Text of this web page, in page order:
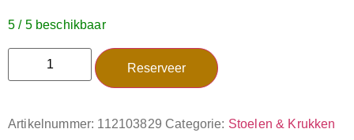
5 / 5 beschikbaar
Reserveer
Artikelnummer: 112103829 Categorie: Stoelen & Krukken